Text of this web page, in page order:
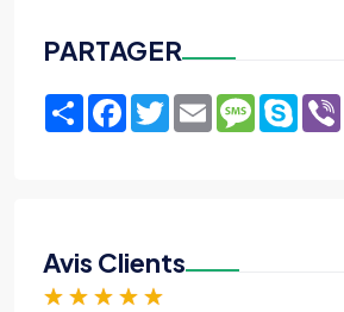
PARTAGER
ShareFacebook
TwitterEmailMessage
Skype
Avis Clients
★ ★ ★ ★ ★